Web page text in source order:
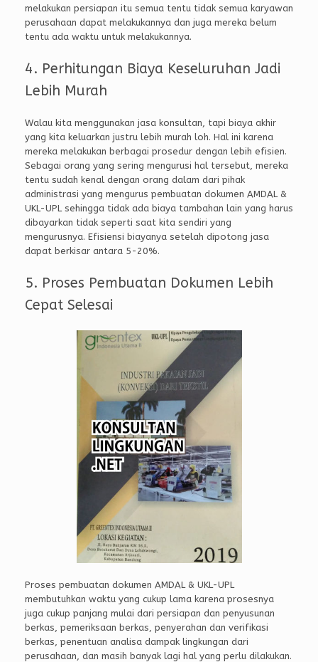
melakukan persiapan itu semua tentu tidak semua karyawan
perusahaan dapat melakukannya dan juga mereka belum
tentu ada waktu untuk melakukannya.
4. Perhitungan Biaya Keseluruhan Jadi
Lebih Murah
Walau kita menggunakan jasa konsultan, tapi biaya akhir
yang kita keluarkan justru lebih murah loh. Hal ini karena
mereka melakukan berbagai prosedur dengan lebih efisien.
Sebagai orang yang sering mengurusi hal tersebut, mereka
tentu sudah kenal dengan orang dalam dari pihak
administrasi yang mengurus pembuatan dokumen AMDAL &
UKL-UPL sehingga tidak ada biaya tambahan lain yang harus
dibayarkan tidak seperti saat kita sendiri yang
mengurusnya. Efisiensi biayanya setelah dipotong jasa
dapat berkisar antara 5-20%.
5. Proses Pembuatan Dokumen Lebih
Cepat Selesai
Proses pembuatan dokumen AMDAL & UKL-UPL
membutuhkan waktu yang cukup lama karena prosesnya
juga cukup panjang mulai dari persiapan dan penyusunan
berkas, pemeriksaan berkas, penyerahan dan verifikasi
berkas, penentuan analisa dampak lingkungan dari
perusahaan, dan masih banyak lagi hal yang perlu dilakukan.